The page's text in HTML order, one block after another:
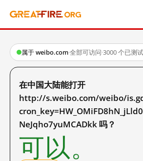
属于 weibo.com·全部可访问·3000 个已测
在中国大陆能打开
http://s.weibo.com/weibo/
NeJqho7yuMCADkk 吗？
可以。